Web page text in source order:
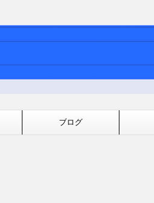
ブログ